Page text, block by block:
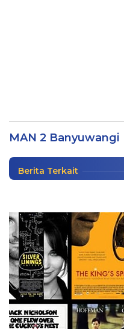
MAN 2 Banyuwangi
Bahaya Narkoba
Berita | Rabu, 6 Agustus 2025
Berita Terkait